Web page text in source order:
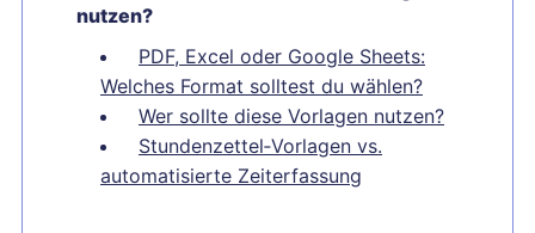
nutzen?
PDF, Excel oder Google Sheets:
Welches Format solltest du wählen?
Wer sollte diese Vorlagen nutzen?
Stundenzettel‑Vorlagen vs.
automatisierte Zeiterfassung